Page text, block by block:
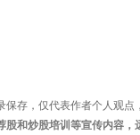
保存，仅代表作者个人观
股和炒股培训等宣传内容